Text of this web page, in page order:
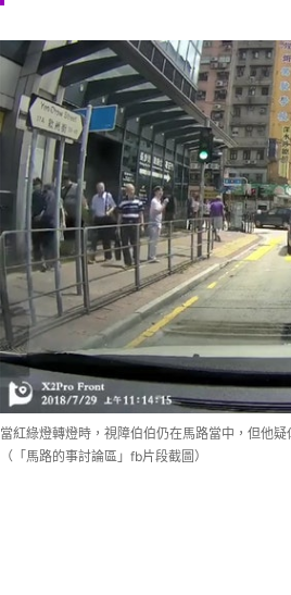
當紅綠燈轉燈時，視障伯伯仍在馬路當中，但他
（「馬路的事討論區」fb片段截圖）